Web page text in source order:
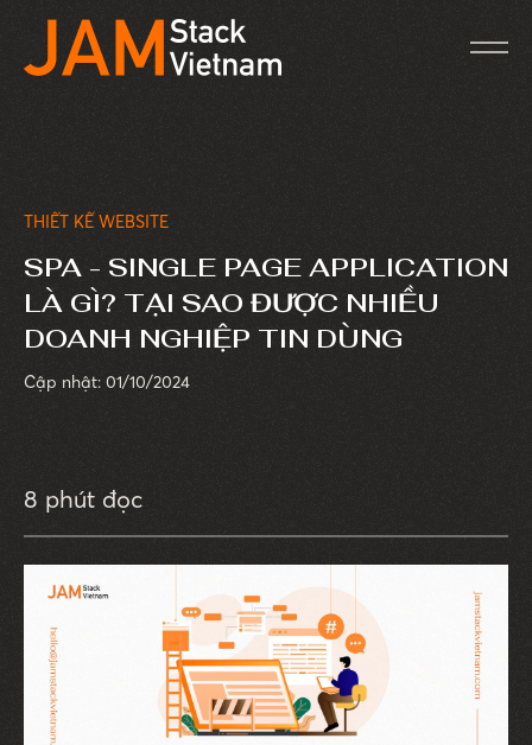
THIẾT KẾ WEBSITE
SPA - SINGLE PAGE APPLICATION
LÀ GÌ? TẠI SAO ĐƯỢC NHIỀU
DOANH NGHIỆP TIN DÙNG
Cập nhật: 01/10/2024
8 phút đọc